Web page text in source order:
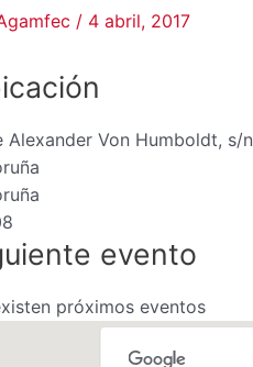
/ 4 abril, 2017
Alexander Von Humboldt, s/n
evento
próximos eventos